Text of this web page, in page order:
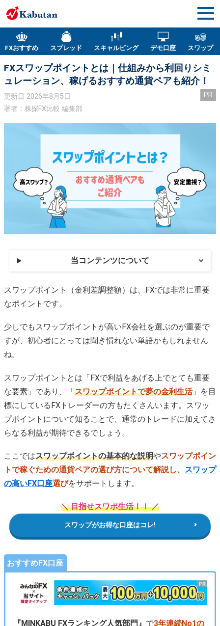
FXおすすめ スプレッド スキャルピング デモ口座 スワップ
FXスワップポイントとは｜仕組みから利回りシミ
ュレーション、稼げるおすすめ通貨ペアも紹介！
更新日 2026年8月5日
PR
著者：株探FX比較 編集部
当コンテンツについて
スワップポイント（金利差調整額）は、FXでは非常に重要
なポイントです。
少しでもスワップポイントが高いFX会社を選ぶのが重要で
すが、初心者にとっては聞き慣れない単語かもしれません
ね。
スワップポイントとは「FXで利益をあげる上でとても重要
な要素」であり、「スワップポイントで夢の金利生活」を目
標にしているFXトレーダーの方もたくさんいます。スワッ
プポイントについて知ることで、通常のトレードに加えてさ
らなる利益が期待できるでしょう。
ここではスワップポイントの基本的な説明やスワップポイン
トで稼ぐための通貨ペアの選び方について解説し、
スワップ
の高いFX口座選びをサポートします。
＼ 目指せスワポ生活！！ ／
スワップがお得な口座はコレ!
おすすめFX口座
『MINKABU FXランキング人気部門』 で3年連続No1の